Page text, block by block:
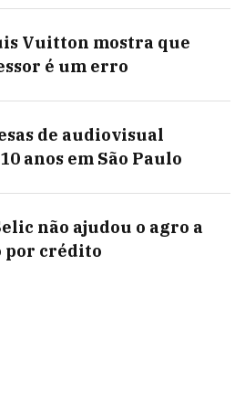
Vuitton mostra que
é um erro
de audiovisual
anos em São Paulo
não ajudou o agro a
por crédito